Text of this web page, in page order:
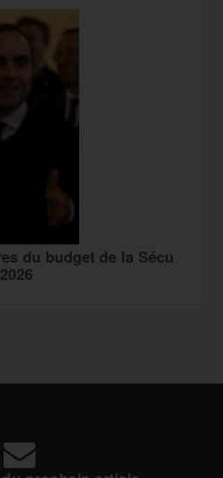
du budget de la Sécu
2026